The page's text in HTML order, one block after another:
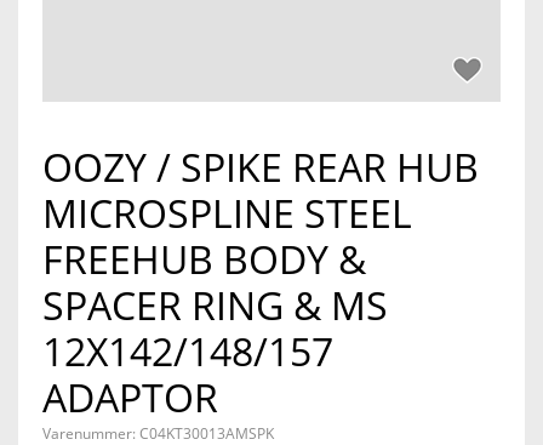
OOZY / SPIKE REAR HUB
MICROSPLINE STEEL
FREEHUB BODY &
SPACER RING & MS
12X142/148/157
ADAPTOR
Varenummer: C04KT30013AMSPK